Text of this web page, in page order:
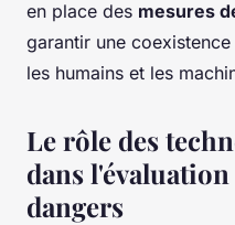
en place des mesures
garantir une
les humains et les
Le rôle des
dans
dangers